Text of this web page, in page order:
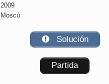
2009
Moscú
Solución
Partida